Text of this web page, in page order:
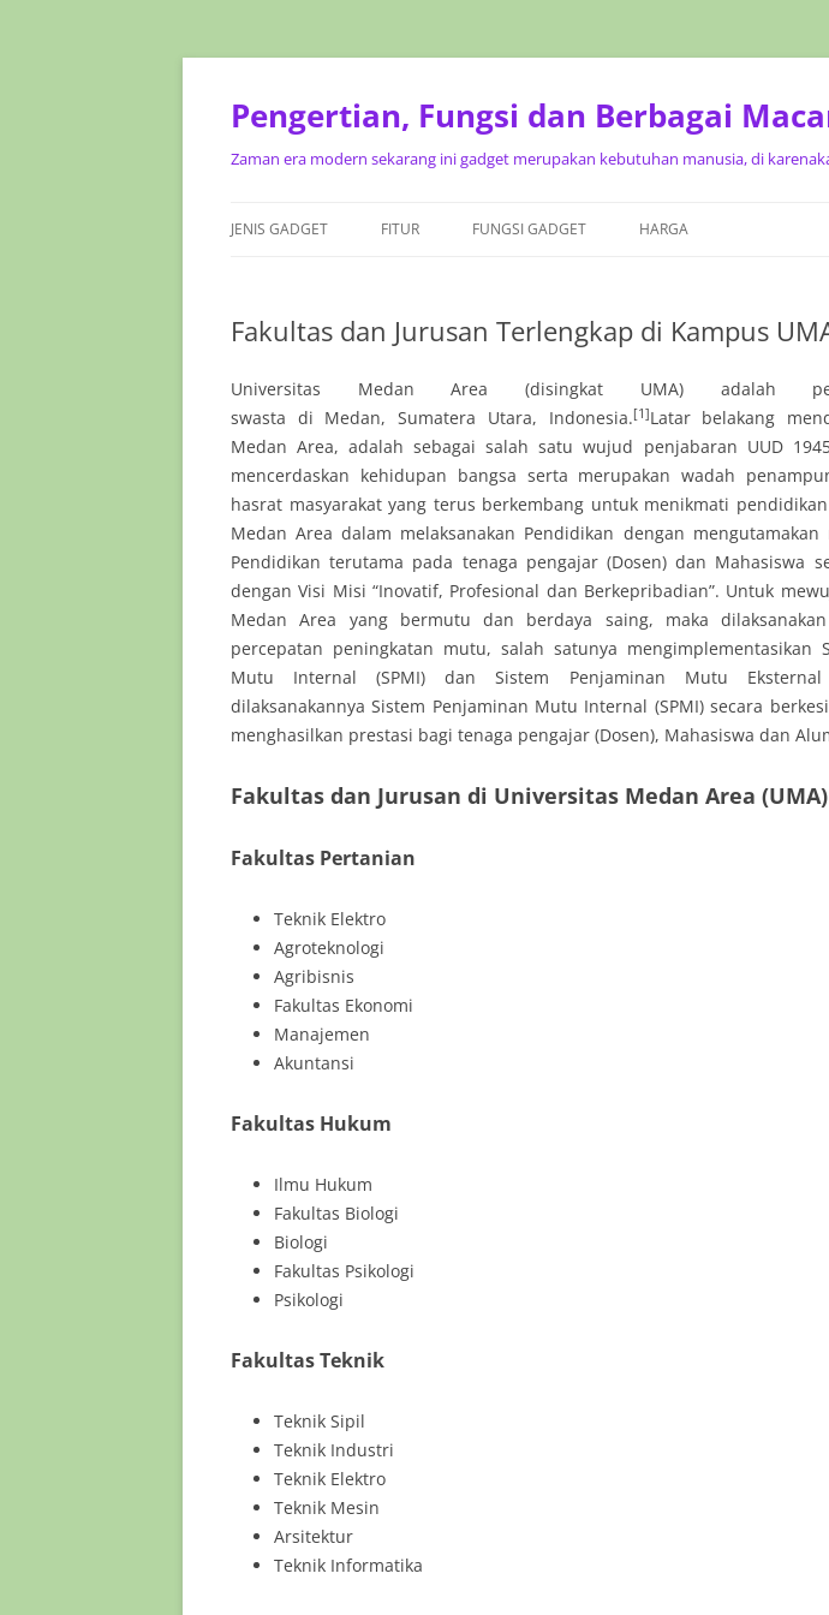
Pengertian, Fungsi dan Berbagai
Zaman era modern sekarang ini gadget merupakan kebutuhan manusia, di
JENIS GADGET FITUR FUNGSI GADGET HARGA
Fakultas dan Jurusan Terlengkap di Kampus
Universitas Medan Area (disingkat UMA) adalah
swasta di Medan, Sumatera Utara, Indonesia.[1]Latar belakang
Medan Area, adalah sebagai salah satu wujud penjabaran UUD
mencerdaskan kehidupan bangsa serta merupakan wadah
hasrat masyarakat yang terus berkembang untuk menikmati
Medan Area dalam melaksanakan Pendidikan dengan
Pendidikan terutama pada tenaga pengajar (Dosen) dan Mahasiswa
dengan Visi Misi “Inovatif, Profesional dan Berkepribadian”. Untuk
Medan Area yang bermutu dan berdaya saing, maka
percepatan peningkatan mutu, salah satunya mengimplementasikan
Mutu Internal (SPMI) dan Sistem Penjaminan Mutu Eksternal
dilaksanakannya Sistem Penjaminan Mutu Internal (SPMI) secara
menghasilkan prestasi bagi tenaga pengajar (Dosen), Mahasiswa dan
Fakultas dan Jurusan di Universitas Medan Area (UMA)
Fakultas Pertanian
Teknik Elektro
Agroteknologi
Agribisnis
Fakultas Ekonomi
Manajemen
Akuntansi
Fakultas Hukum
Ilmu Hukum
Fakultas Biologi
Biologi
Fakultas Psikologi
Psikologi
Fakultas Teknik
Teknik Sipil
Teknik Industri
Teknik Elektro
Teknik Mesin
Arsitektur
Teknik Informatika